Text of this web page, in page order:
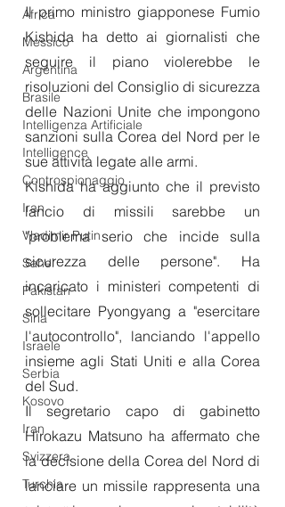
Africa
Messico
Argentina
Brasile
Intelligenza Artificiale
Intelligence
Controspionaggio
Iran
Vladimir Putin
Sahel
Pakistan
Siria
Israele
Serbia
Kosovo
Iran
Svizzera
Turchia
Il primo ministro giapponese Fumio
Kishida ha detto ai giornalisti che
seguire il piano violerebbe le
risoluzioni del Consiglio di sicurezza
delle Nazioni Unite che impongono
sanzioni sulla Corea del Nord per le
sue attività legate alle armi.
Kishida ha aggiunto che il previsto
lancio di missili sarebbe un
"problema serio che incide sulla
sicurezza delle persone". Ha
incaricato i ministeri competenti di
sollecitare Pyongyang a "esercitare
l'autocontrollo", lanciando l'appello
insieme agli Stati Uniti e alla Corea
del Sud.
Il segretario capo di gabinetto
Hirokazu Matsuno ha affermato che
la decisione della Corea del Nord di
lanciare un missile rappresenta una